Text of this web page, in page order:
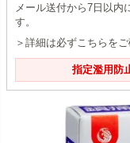
メール送付から7日以内
す。
＞詳細は必ずこちらを
指定濫用防